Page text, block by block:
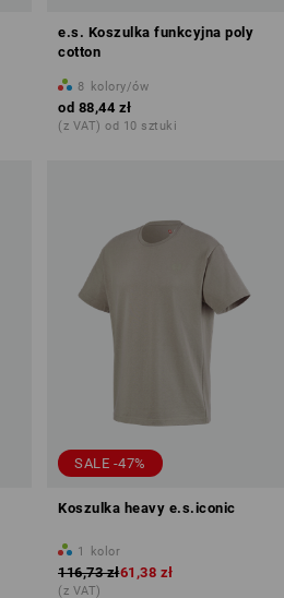
e.s. Koszulka funkcyjna poly
cotton
8 kolory/ów
od 88,44 zł
(z VAT) od 10 sztuki
SALE -47%
Koszulka heavy e.s.iconic
1 kolor
116,73 zł61,38 zł
(z VAT)